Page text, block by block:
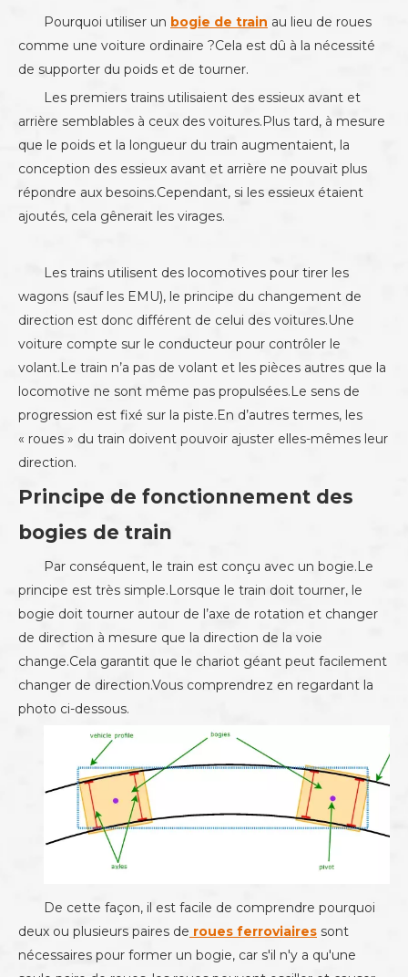
Pourquoi utiliser un bogie de train au lieu de roues
comme une voiture ordinaire ?Cela est dû à la nécessité
de supporter du poids et de tourner.
Les premiers trains utilisaient des essieux avant et
arrière semblables à ceux des voitures.Plus tard, à mesure
que le poids et la longueur du train augmentaient, la
conception des essieux avant et arrière ne pouvait plus
répondre aux besoins.Cependant, si les essieux étaient
ajoutés, cela gênerait les virages.
Les trains utilisent des locomotives pour tirer les
wagons (sauf les EMU), le principe du changement de
direction est donc différent de celui des voitures.Une
voiture compte sur le conducteur pour contrôler le
volant.Le train n’a pas de volant et les pièces autres que la
locomotive ne sont même pas propulsées.Le sens de
progression est fixé sur la piste.En d’autres termes, les
« roues » du train doivent pouvoir ajuster elles-mêmes leur
direction.
Principe de fonctionnement des
bogies de train
Par conséquent, le train est conçu avec un bogie.Le
principe est très simple.Lorsque le train doit tourner, le
bogie doit tourner autour de l’axe de rotation et changer
de direction à mesure que la direction de la voie
change.Cela garantit que le chariot géant peut facilement
changer de direction.Vous comprendrez en regardant la
photo ci-dessous.
De cette façon, il est facile de comprendre pourquoi
deux ou plusieurs paires de roues ferroviaires sont
nécessaires pour former un bogie, car s'il n'y a qu'une